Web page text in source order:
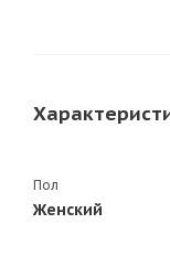
Пол
Женский